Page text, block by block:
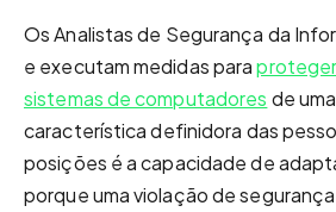
Os Analistas de Segurança da
e executam medidas para
sistemas de computadores de
característica definidora das
posições é a capacidade de
porque uma violação de